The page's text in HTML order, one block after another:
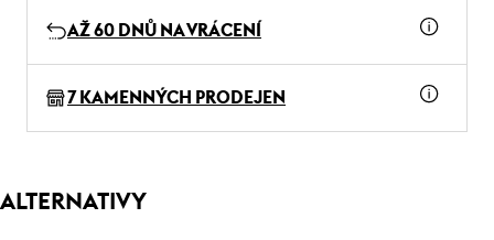
AŽ 60 DNŮ NA VRÁCENÍ
7 KAMENNÝCH PRODEJEN
ALTERNATIVY